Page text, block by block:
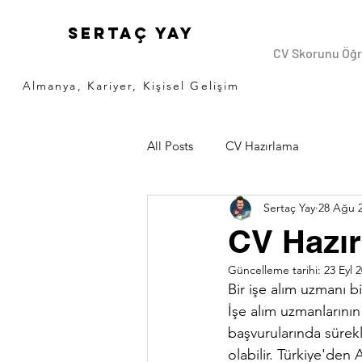
Sertaç Yay
CV Skorunu
Almanya, Kariyer, Kişisel Gelişim
All Posts CV Hazırlama
CV
Sertaç Yay 28 Ağu
Güncelleme tarihi: 23 Eyl
Bir işe alım uzmanı
İşe alım
başvurularında
olabilir. Türkiye'den